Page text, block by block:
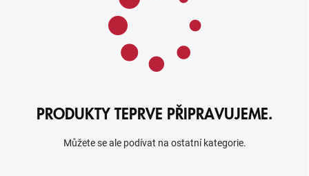
PRODUKTY TEPRVE PŘIPRAVUJEME.
Můžete se ale podívat na ostatní kategorie.